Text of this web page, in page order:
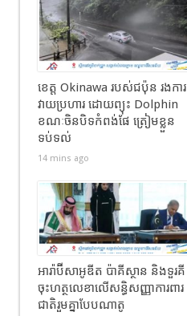
ខេត្ត Okinawa របស់ជប៉ុន រងការ
វាយប្រហារ ដោយព្យុះ Dolphin
ខណៈចិនបិទកំពង់ផែ ត្រៀមខ្លួន
ទប់ទល់
14 mins ago
អារ៉ាប៊ីសាអូឌីត ប៉ាគីស្ថាន និងទួរគី
ចុះហត្ថលេខាលើសន្ធិសញ្ញាការពារ
ជាតិរួមគ្នាបែបណាតូ